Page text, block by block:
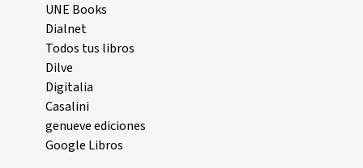
UNE Books
Dialnet
Todos tus libros
Dilve
Digitalia
Casalini
genueve ediciones
Google Libros